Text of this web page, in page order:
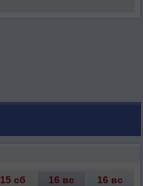
15 сб 16 вс 16 вс